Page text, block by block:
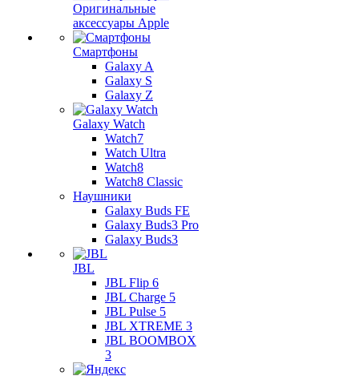
Оригинальные
аксессуары Apple
Смартфоны
Galaxy A
Galaxy S
Galaxy Z
Galaxy Watch
Watch7
Watch Ultra
Watch8
Watch8 Classic
Наушники
Galaxy Buds FE
Galaxy Buds3 Pro
Galaxy Buds3
JBL
JBL Flip 6
JBL Charge 5
JBL Pulse 5
JBL XTREME 3
JBL BOOMBOX
3